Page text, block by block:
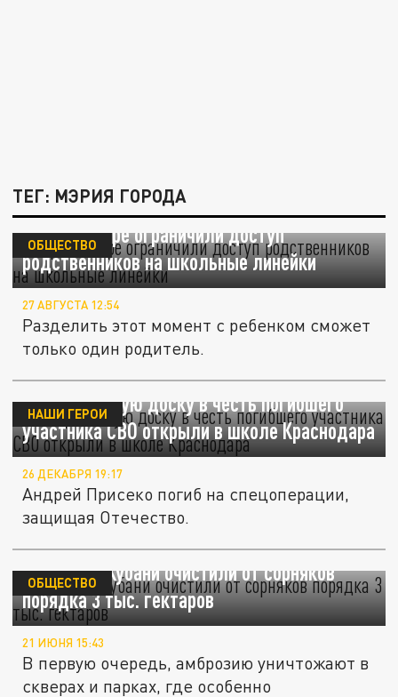
ТЕГ: МЭРИЯ ГОРОДА
В Краснодаре ограничили доступ
родственников на школьные линейки
ОБЩЕСТВО
27 АВГУСТА 12:54
Разделить этот момент с ребенком сможет
только один родитель.
Мемориальную доску в честь погибшего
участника СВО открыли в школе Краснодара
НАШИ ГЕРОИ
26 ДЕКАБРЯ 19:17
Андрей Присеко погиб на спецоперации,
защищая Отечество.
В столице Кубани очистили от сорняков
порядка 3 тыс. гектаров
ОБЩЕСТВО
21 ИЮНЯ 15:43
В первую очередь, амброзию уничтожают в
скверах и парках, где особенно